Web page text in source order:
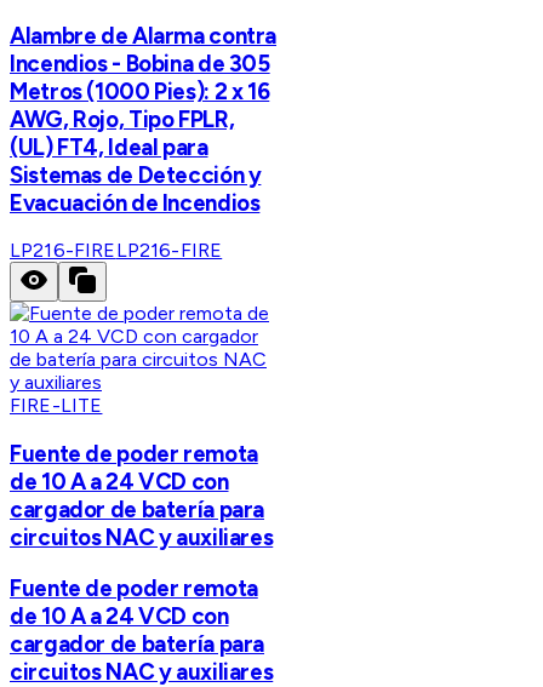
Alambre de Alarma contra
Incendios - Bobina de 305
Metros (1000 Pies): 2 x 16
AWG, Rojo, Tipo FPLR,
(UL) FT4, Ideal para
Sistemas de Detección y
Evacuación de Incendios
LP216-FIRELP216-FIRE
FIRE-LITE
Fuente de poder remota
de 10 A a 24 VCD con
cargador de batería para
circuitos NAC y auxiliares
Fuente de poder remota
de 10 A a 24 VCD con
cargador de batería para
circuitos NAC y auxiliares